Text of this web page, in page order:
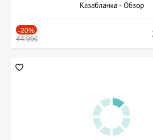
Казабланка - Обзор
-20%
44.99€